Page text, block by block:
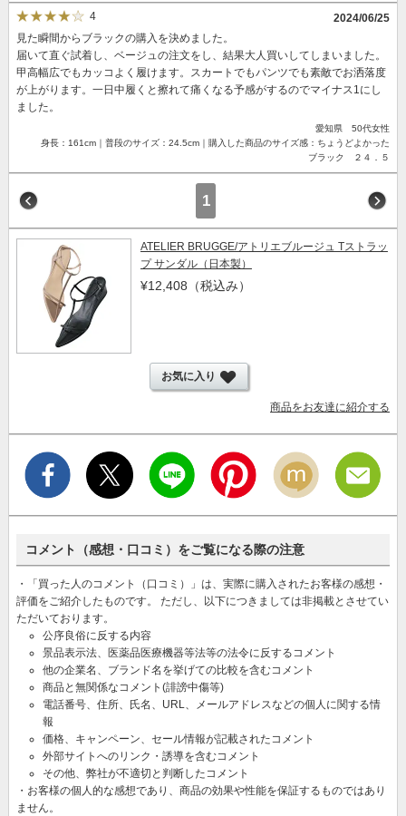
4
2024/06/25
見た瞬間からブラックの購入を決めました。
届いて直ぐ試着し、ベージュの注文をし、結果大人買いしてしまいました。
甲高幅広でもカッコよく履けます。スカートでもパンツでも素敵でお洒落度
が上がります。一日中履くと擦れて痛くなる予感がするのでマイナス1にし
ました。
愛知県 50代女性
身長：161cm｜普段のサイズ：24.5cm｜購入した商品のサイズ感：ちょうどよかった
ブラック ２４．５
1
ATELIER BRUGGE/アトリエブルージュ Tストラッ
プ サンダル（日本製）
¥12,408 （税込み）
お気に入り
商品をお友達に紹介する
コメント（感想・口コミ）をご覧になる際の注意
・「買った人のコメント（口コミ）」は、実際に購入されたお客様の感想・
評価をご紹介したものです。 ただし、以下につきましては非掲載とさせてい
ただいております。
公序良俗に反する内容
景品表示法、医薬品医療機器等法等の法令に反するコメント
他の企業名、ブランド名を挙げての比較を含むコメント
商品と無関係なコメント(誹謗中傷等)
電話番号、住所、氏名、URL、メールアドレスなどの個人に関する情
報
価格、キャンペーン、セール情報が記載されたコメント
外部サイトへのリンク・誘導を含むコメント
その他、弊社が不適切と判断したコメント
・お客様の個人的な感想であり、商品の効果や性能を保証するものではあり
ません。